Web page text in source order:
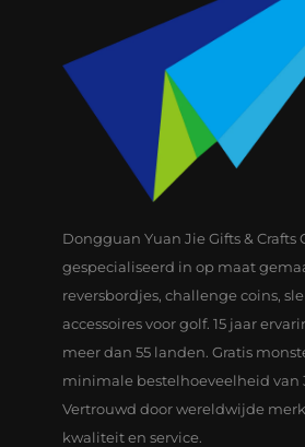
Dongguan Yuan Jie Gifts & Crafts
gespecialiseerd in op maat
reversbordjes, challenge coins,
accessoires voor golf. 15 jaar
meer dan 55 landen. Gratis
minimale bestelhoeveelheid van
Vertrouwd door wereldwijde
kwaliteit en service.